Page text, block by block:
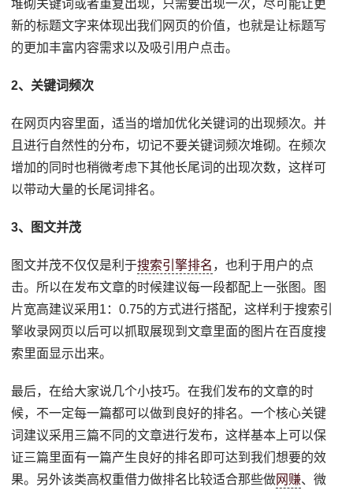
堆砌关键词或者重复出现，只需要出现一次，尽可能让更
新的标题文字来体现出我们网页的价值，也就是让标题写
的更加丰富内容需求以及吸引用户点击。
2、关键词频次
在网页内容里面，适当的增加优化关键词的出现频次。并
且进行自然性的分布，切记不要关键词频次堆砌。在频次
增加的同时也稍微考虑下其他长尾词的出现次数，这样可
以带动大量的长尾词排名。
3、图文并茂
图文并茂不仅仅是利于搜索引擎排名 ，也利于用户的点
击。所以在发布文章的时候建议每一段都配上一张图。图
片宽高建议采用1：0.75的方式进行搭配，这样利于搜索引
擎收录网页以后可以抓取展现到文章里面的图片在百度搜
索里面显示出来。
最后，在给大家说几个小技巧。在我们发布的文章的时
候，不一定每一篇都可以做到良好的排名。一个核心关键
词建议采用三篇不同的文章进行发布，这样基本上可以保
证三篇里面有一篇产生良好的排名即可达到我们想要的效
果。另外该类高权重借力做排名比较适合那些做网赚、微